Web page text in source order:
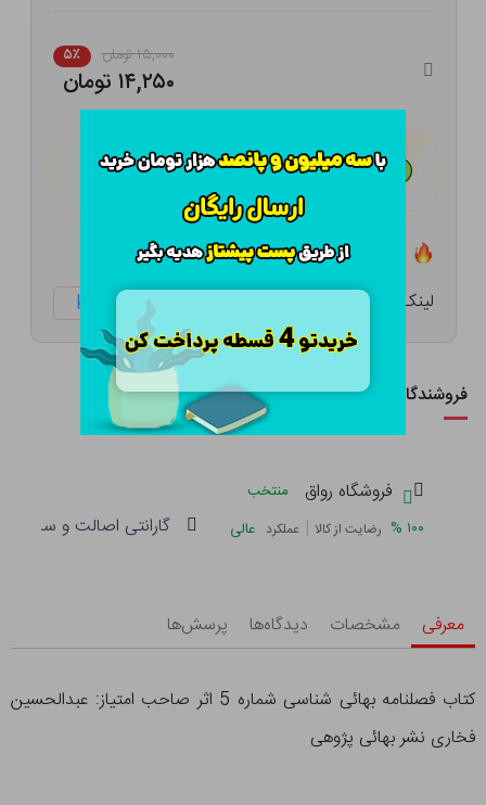
۱۵,۰۰۰ تومان ۵٪
۱۴,۲۵۰ تومان
هـر قسط با تــرب‌پــی:۳,۵۶۳ تومان
لینک کوتاه: ketabtala.com/sbp-26381
فروشندگان این کالا
فروشگاه رواق
منتخب
۱۰۰ % رضایت از کالا | عملکرد عالی گارانتی اصالت و سلامت
معرفی مشخصات دیدگاه‌ها پرسش‌ها
کتاب فصلنامه بهائی شناسی شماره 5 اثر صاحب امتیاز: عبدالحسین
فخاری نشر بهائی پژوهی